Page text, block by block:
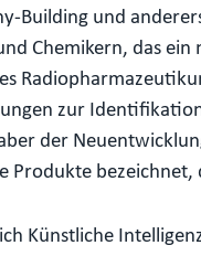
Building und
Chemikern, das
zur
der
Produkte bezeichnet,
Künstliche